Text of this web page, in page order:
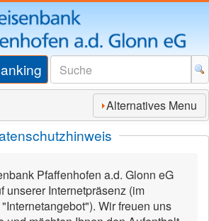
Alternatives Menu
Pfaffenhofen a.d. Glonn eG
unserer Internetpräsenz (im
Wir freuen uns